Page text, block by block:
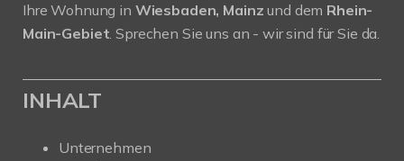
Ihre Wohnung in Wiesbaden, Mainzund dem Rhein-
Main-Gebiet. Sprechen Sie uns an - wir sind für Sie da.
INHALT
Unternehmen